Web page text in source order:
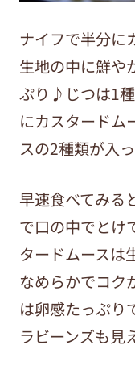
ナイフで半分に
生地の中に鮮や
ぷり♪じつは1
にカスタードム
スの2種類が入
早速食べてみる
で口の中でとけ
タードムースは
なめらかでコク
は卵感たっぷり
ラビーンズも見